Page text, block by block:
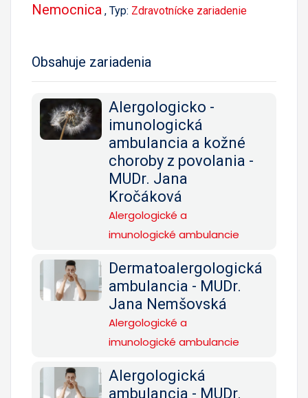
Nemocnica , Typ: Zdravotnícke zariadenie
Obsahuje zariadenia
Alergologicko -
imunologická
ambulancia a kožné
choroby z povolania -
MUDr. Jana
Kročáková
Alergologické a
imunologické ambulancie
Dermatoalergologická
ambulancia - MUDr.
Jana Nemšovská
Alergologické a
imunologické ambulancie
Alergologická
ambulancia - MUDr.